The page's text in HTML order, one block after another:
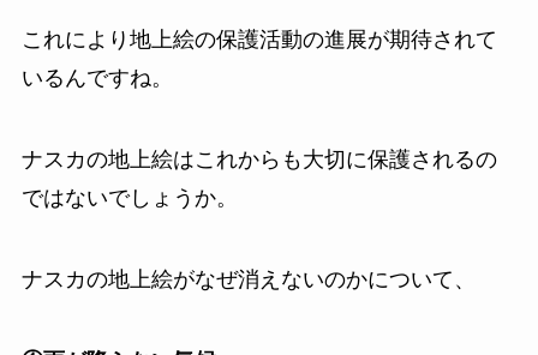
これにより地上絵の保護活動の進展が期待されて
いるんですね。
ナスカの地上絵はこれからも大切に保護されるの
ではないでしょうか。
ナスカの地上絵がなぜ消えないのかについて、